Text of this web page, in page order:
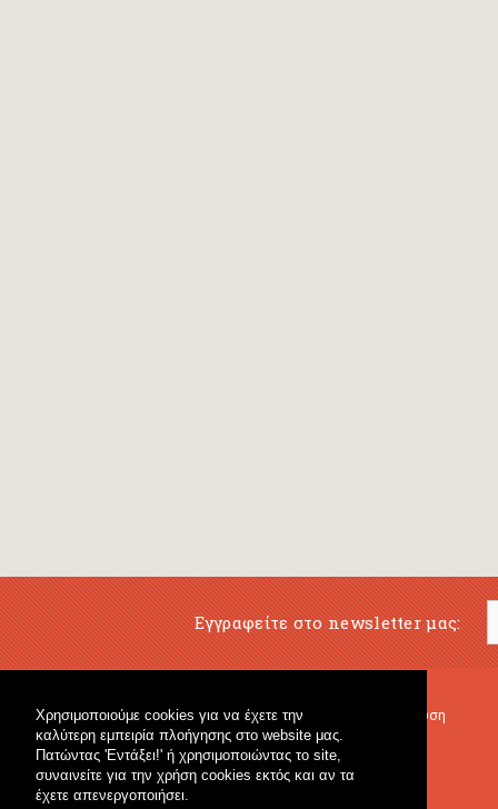
Χρησιμοποιούμε cookies για να έχετε την
καλύτερη εμπειρία πλοήγησης στο website μας.
Πατώντας 'Εντάξει!' ή χρησιμοποιώντας το site,
συναινείτε για την χρήση cookies εκτός και αν τα
έχετε απενεργοποιήσει.
Εγγραφείτε στο newsletter μας:
Μουσικό Βιβλιοπωλείο
Κρουστά & Εκπαιδευτικό Υλικό
Γενικό Βιβλιοπωλείο
Μουσική Εκπαίδευση
Fagotto Blog